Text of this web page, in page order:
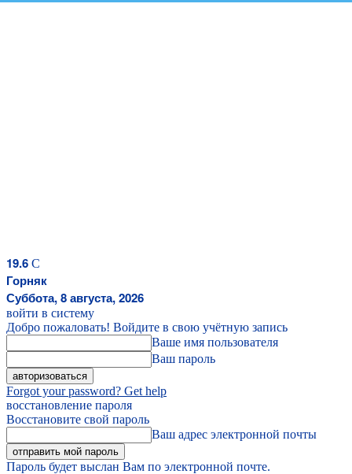
19.6 C
Горняк
Суббота, 8 августа, 2026
войти в систему
Добро пожаловать! Войдите в свою учётную запись
Ваше имя пользователя
Ваш пароль
Forgot your password? Get help
восстановление пароля
Восстановите свой пароль
Ваш адрес электронной почты
Пароль будет выслан Вам по электронной почте.